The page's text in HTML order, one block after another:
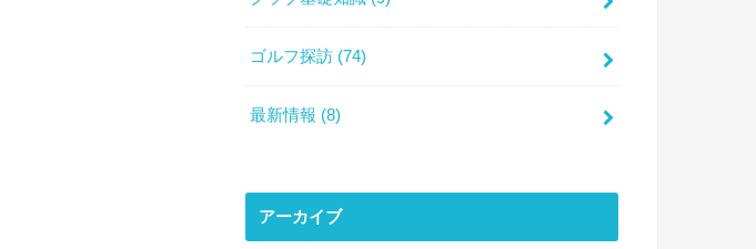
ゴルフ探訪 (74)
最新情報 (8)
アーカイブ